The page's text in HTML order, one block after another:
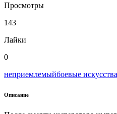
Просмотры
143
Лайки
0
неприемлемыйбоевые искусства
Описание